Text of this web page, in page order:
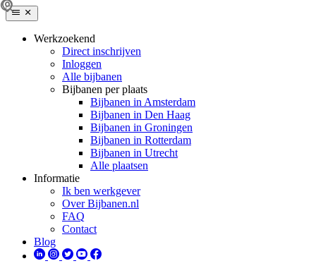
Werkzoekend
Direct inschrijven
Inloggen
Alle bijbanen
Bijbanen per plaats
Bijbanen in Amsterdam
Bijbanen in Den Haag
Bijbanen in Groningen
Bijbanen in Rotterdam
Bijbanen in Utrecht
Alle plaatsen
Informatie
Ik ben werkgever
Over Bijbanen.nl
FAQ
Contact
Blog